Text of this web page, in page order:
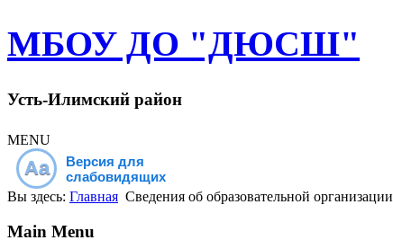
МБОУ ДО "ДЮСШ"
Усть-Илимский район
MENU
Aa
Версия для
слабовидящих
Вы здесь: Главная Сведения об образовательной организации
Main Menu